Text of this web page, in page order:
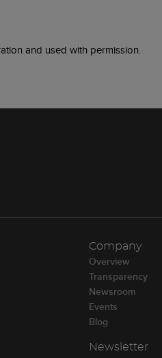
and used with permission.
Company
Overview
Transparency
Newsroom
Events
Blog
Newsletter